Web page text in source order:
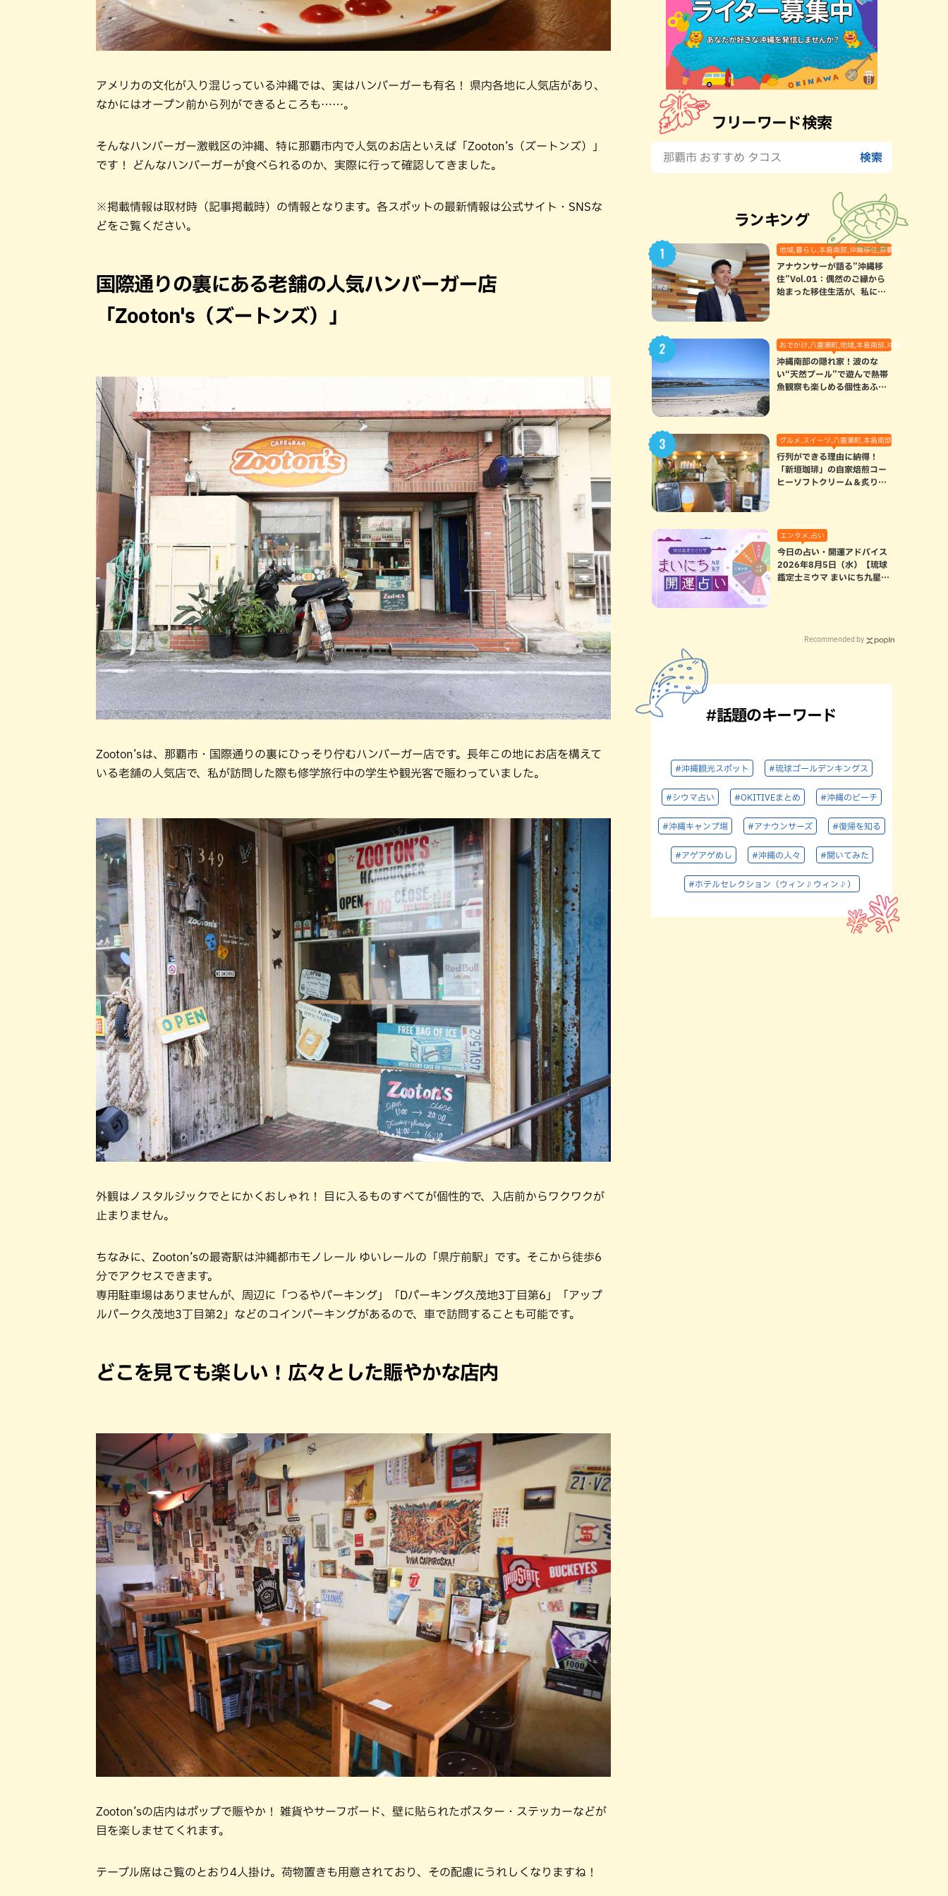
アメリカの文化が入り混じっている沖縄では、実はハンバーガーも有名！ 県内各地に人気店があり、
なかにはオープン前から列ができるところも……。
そんなハンバーガー激戦区の沖縄、特に那覇市内で人気のお店といえば「Zooton’s（ズートンズ）」
です！ どんなハンバーガーが食べられるのか、実際に行って確認してきました。
※掲載情報は取材時（記事掲載時）の情報となります。各スポットの最新情報は公式サイト・SNSな
どをご覧ください。
国際通りの裏にある老舗の人気ハンバーガー店
「Zooton's（ズートンズ）」
Zooton’sは、那覇市・国際通りの裏にひっそり佇むハンバーガー店です。長年この地にお店を構えて
いる老舗の人気店で、私が訪問した際も修学旅行中の学生や観光客で賑わっていました。
外観はノスタルジックでとにかくおしゃれ！ 目に入るものすべてが個性的で、入店前からワクワクが
止まりません。
ちなみに、Zooton’sの最寄駅は沖縄都市モノレール ゆいレールの「県庁前駅」です。そこから徒歩6
分でアクセスできます。
専用駐車場はありませんが、周辺に「つるやパーキング」「Dパーキング久茂地3丁目第6」「アップ
ルパーク久茂地3丁目第2」などのコインパーキングがあるので、車で訪問することも可能です。
どこを見ても楽しい！広々とした賑やかな店内
Zooton’sの店内はポップで賑やか！ 雑貨やサーフボード、壁に貼られたポスター・ステッカーなどが
目を楽しませてくれます。
テーブル席はご覧のとおり4人掛け。荷物置きも用意されており、その配慮にうれしくなりますね！
フリーワード検索
ランキング
地域,暮らし,本島南部,沖縄移住,那覇市
アナウンサーが語る”沖縄移
住”Vol.01：偶然のご縁から
始まった移住生活が、私にと
おでかけ,八重瀬町,地域,本島南部,沖縄の海,自然
沖縄南部の隠れ家！波のな
い“天然プール”で遊んで熱帯
魚観察も楽しめる個性あふれ
グルメ,スイーツ,八重瀬町,本島南部
行列ができる理由に納得！
「新垣珈琲」の自家焙煎コー
ヒーソフトクリーム＆炙りマ
エンタメ,占い
今日の占い・開運アドバイス
2026年8月5日（水）【琉球
鑑定士ミウマ まいにち九星気
Recommended by
#話題のキーワード
#沖縄観光スポット #琉球ゴールデンキングス
#シウマ占い #OKITIVEまとめ #沖縄のビーチ
#沖縄キャンプ場 #アナウンサーズ #復帰を知る
#アゲアゲめし #沖縄の人々 #聞いてみた
#ホテルセレクション（ウィン♪ウィン♪）